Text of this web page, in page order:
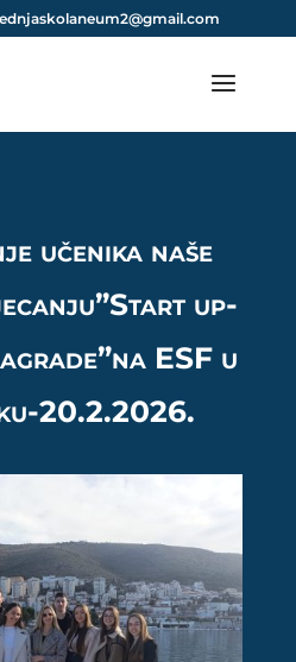
učenika naše
up-
ESF u
20.2.2026.